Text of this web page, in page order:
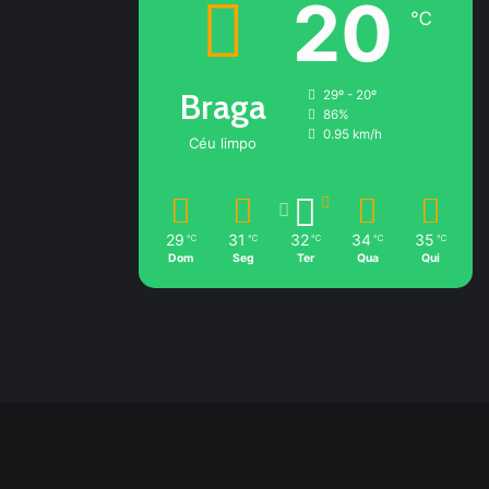
Braga
Céu limpo
20 ℃
29º - 20º
86%
0.95 km/h
29 ℃
Dom
31 ℃
Seg
32 ℃
Ter
34 ℃
Qua
35 ℃
Qui